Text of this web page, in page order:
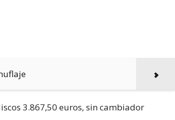
3.867,50 euros, sin cambiador